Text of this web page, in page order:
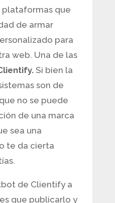
que
de armar
para
web. Una de las
Si bien la
son de
no se puede
de una marca
sea una
te da cierta
de Clientify a
que publicarlo y